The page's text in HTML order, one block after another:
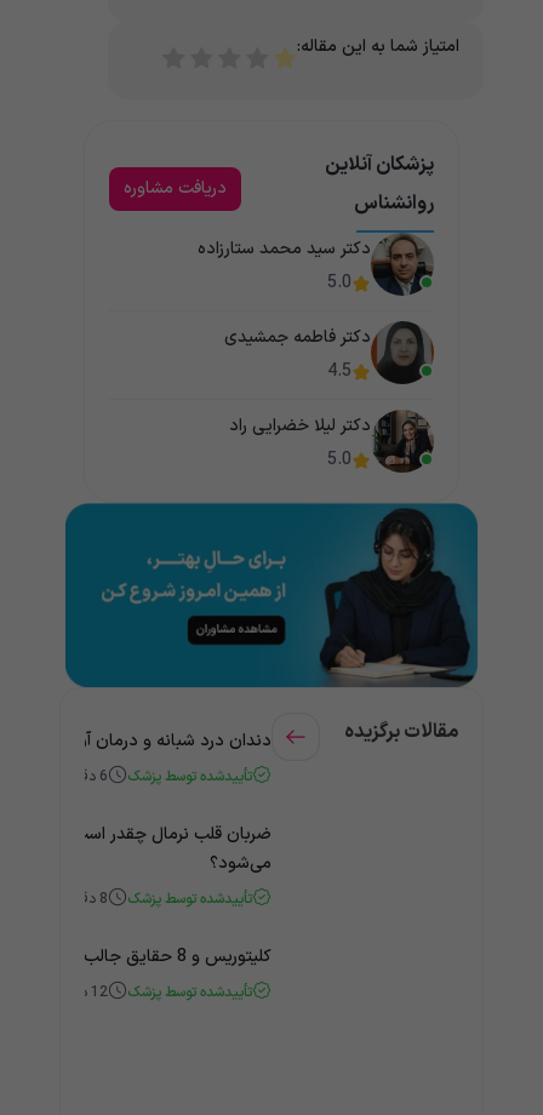
امتیاز شما به این مقاله:
پزشکان آنلاین
روانشناس
دریافت مشاوره
دکتر سید محمد ستارزاده
5.0
دکتر فاطمه جمشیدی
4.5
دکتر لیلا خضرایی راد
5.0
مقالات برگزیده دندان درد شبانه و درمان آن +
تأییدشده توسط پزشک 6 دقیقه
ضربان قلب نرمال چقدر است؟ چه
می‌شود؟
تأییدشده توسط پزشک 8 دقیقه
کلیتوریس و 8 حقایق جالب و باورنکردنی درباره آن
تأییدشده توسط پزشک 12 دقیقه